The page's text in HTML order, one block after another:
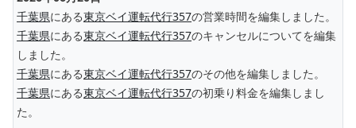
千葉県にある東京ベイ運転代行357の営業時間を編集しました。
千葉県にある東京ベイ運転代行357のキャンセルについてを編集
しました。
千葉県にある東京ベイ運転代行357のその他を編集しました。
千葉県にある東京ベイ運転代行357の初乗り料金を編集しまし
た。